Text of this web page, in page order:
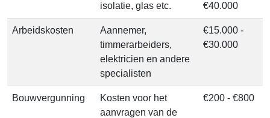
isolatie, glas etc.
€40.000
Arbeidskosten
Aannemer,
timmerarbeiders,
elektricien en andere
specialisten
€15.000 -
€30.000
Bouwvergunning
Kosten voor het
aanvragen van de
€200 - €800